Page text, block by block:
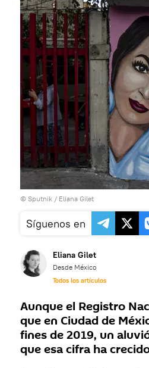
© Sputnik / Eliana Gilet
Síguenos en
Eliana Gilet
Desde México
Todos los artículos
Aunque el Registro
que en Ciudad de
fines de 2019, un
que esa cifra ha